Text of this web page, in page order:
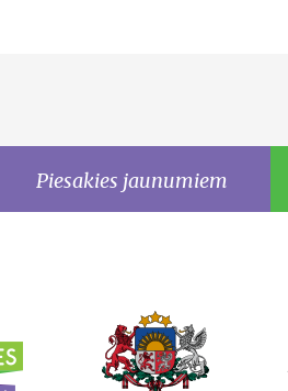
Piesakies jaunumiem